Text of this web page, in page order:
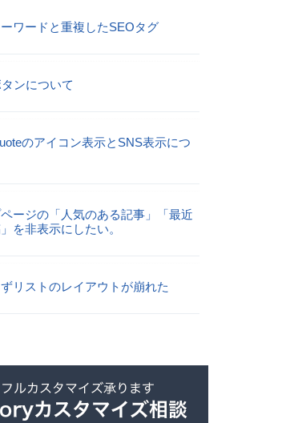
ーワードと重複したSEOタグ
ンについて
のアイコン表示とSNS表示につ
ページの「人気のある記事」「最近
を非表示にしたい。
リストのレイアウトが崩れた